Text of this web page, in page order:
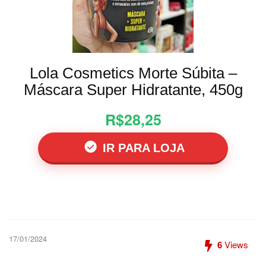
Lola Cosmetics Morte Súbita –
Máscara Super Hidratante, 450g
R$28,25
IR PARA LOJA
17/01/2024 6Views